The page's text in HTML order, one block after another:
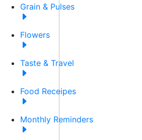
Grain & Pulses
Flowers
Taste & Travel
Food Receipes
Monthly Reminders